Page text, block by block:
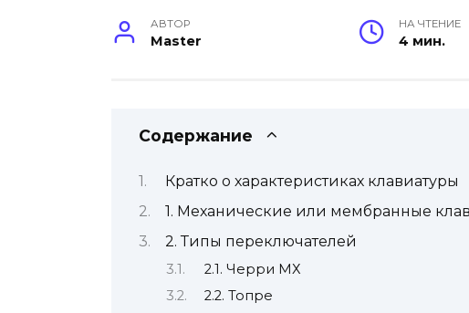
АВТОР
Master
НА ЧТЕНИЕ
4 мин.
Содержание
Кратко о характеристиках клавиатуры
1. Механические или мембранные
2. Типы переключателей
2.1. Черри МХ
2.2. Топре